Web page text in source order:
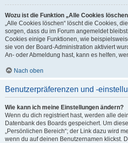
Wozu ist die Funktion „Alle Cookies
„Alle Cookies löschen“ löscht die Cookies,
sorgen, dass du im Forum angemeldet
Cookies einige Funktionen, wie
sie von der Board-Administration aktiviert
An- oder Abmeldung hast, kann es helfen,
Nach oben
Benutzerpräferenzen und -
Wie kann ich meine Einstellungen ändern?
Wenn du dich registriert hast, werden alle
Datenbank des Boards gespeichert. Um
„Persönlichen Bereich“; der Link dazu wird
wenn du auf deinen Benutzernamen klickst.